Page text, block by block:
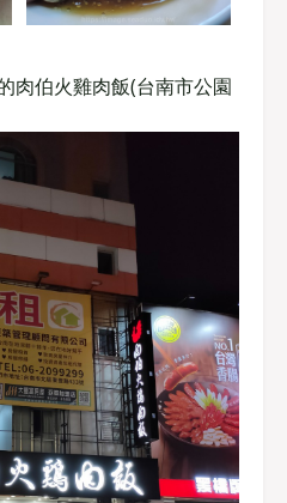
肉伯火雞肉飯(台南市公園